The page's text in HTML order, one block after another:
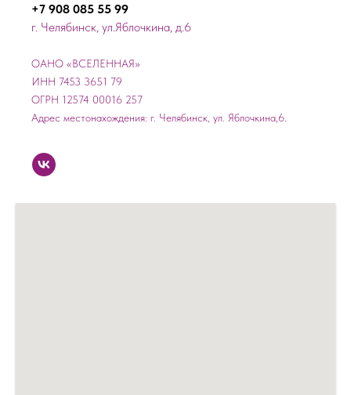
+7 908 085 55 99
г. Челябинск, ул.Яблочкина, д.6
ОАНО «ВСЕЛЕННАЯ»
ИНН 7453 3651 79
ОГРН 12574 00016 257
Адрес местонахождения: г. Челябинск, ул. Яблочкина,6.